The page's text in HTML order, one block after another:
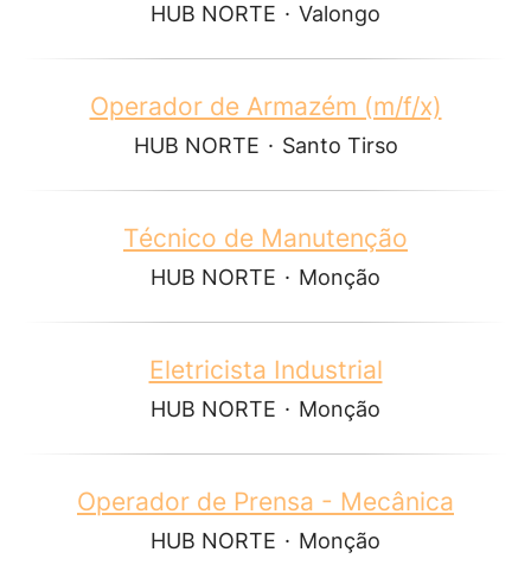
HUB NORTE · Valongo
Operador de Armazém (m/f/x)
HUB NORTE · Santo Tirso
Técnico de Manutenção
HUB NORTE · Monção
Eletricista Industrial
HUB NORTE · Monção
Operador de Prensa - Mecânica
HUB NORTE · Monção